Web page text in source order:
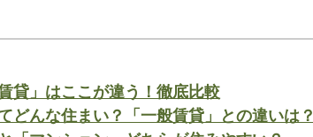
貸」はここが違う！徹底比較
どんな住まい？「一般賃貸」との違いは？